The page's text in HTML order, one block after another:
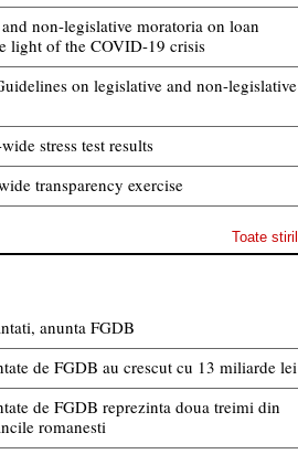
non-legislative moratoria on loan
light of the COVID-19 crisis
on legislative and non-legislative
stress test results
transparency exercise
Toate
anunta FGDB
de FGDB au crescut cu 13 miliarde lei
de FGDB reprezinta doua treimi din
romanesti